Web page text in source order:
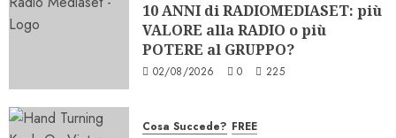
10 ANNI di RADIOMEDIASET: più
VALORE alla RADIO o più
POTERE al GRUPPO?
02/08/2026 0 225
Cosa Succede? FREE